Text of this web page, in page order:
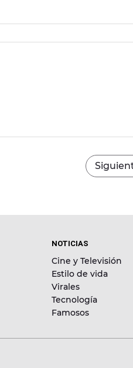
NOTICIAS
Cine y Televisión
Estilo de vida
Virales
Tecnología
Famosos